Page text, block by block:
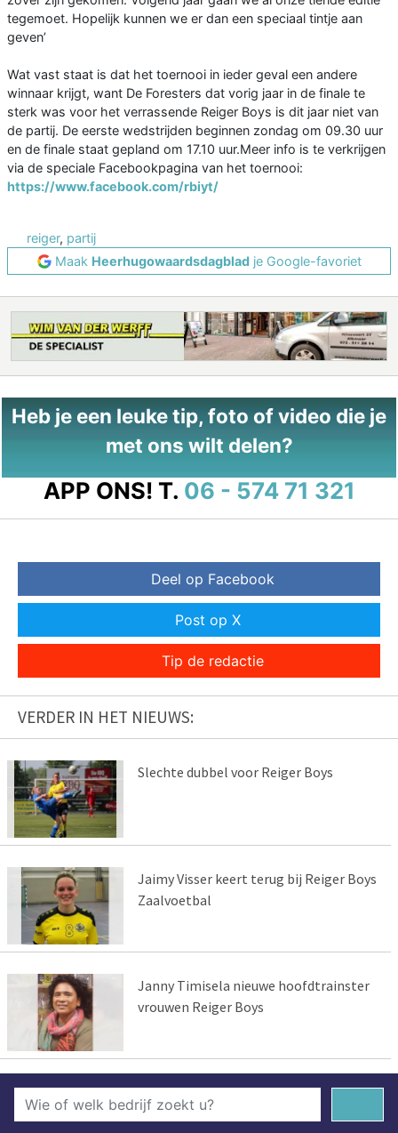
tegemoet. Hopelijk kunnen we er dan een speciaal tintje aan
geven’
Wat vast staat is dat het toernooi in ieder geval een andere
winnaar krijgt, want De Foresters dat vorig jaar in de finale te
sterk was voor het verrassende Reiger Boys is dit jaar niet van
de partij. De eerste wedstrijden beginnen zondag om 09.30 uur
en de finale staat gepland om 17.10 uur.Meer info is te verkrijgen
via de speciale Facebookpagina van het toernooi:
https://www.facebook.com/rbiyt/
reiger, partij
Maak Heerhugowaardsdagbladje Google-favoriet
Heb je een leuke tip, foto of video die je
met ons wilt delen?
APP ONS! T. 06 - 574 71 321
Deel op Facebook
Post op X
Tip de redactie
VERDER IN HET NIEUWS:
Slechte dubbel voor Reiger Boys
Jaimy Visser keert terug bij Reiger Boys
Zaalvoetbal
Janny Timisela nieuwe hoofdtrainster
vrouwen Reiger Boys